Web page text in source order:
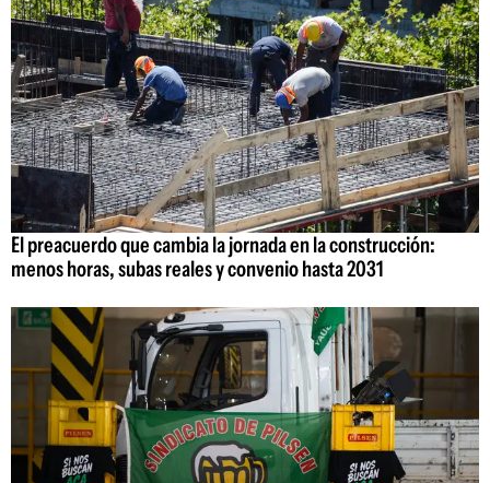
El preacuerdo que cambia la jornada en la construcción:
menos horas, subas reales y convenio hasta 2031